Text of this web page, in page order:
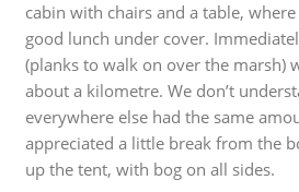
cabin with chairs and a table,
good lunch under cover.
(planks to walk on over the marsh)
about a kilometre. We don’t
everywhere else had the same
appreciated a little break from the
up the tent, with bog on all sides.